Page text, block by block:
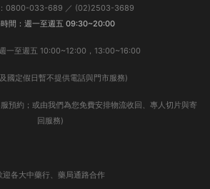
0800-033-689 ／ (02)2503-3689
時間：週一至週五 09:30~20:00
一至週五 10:00~12:00，13:00~16:00
國定假日暫不提供電話與門市服務)
預約；或由我們為您免費安排物流收回、專人切片與寄
回服務)
迎各大中藥行、藥局通路合作